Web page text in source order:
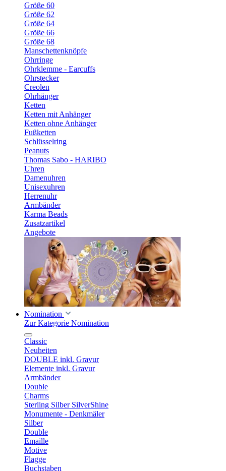
Größe 60
Größe 62
Größe 64
Größe 66
Größe 68
Manschettenknöpfe
Ohrringe
Ohrklemme - Earcuffs
Ohrstecker
Creolen
Ohrhänger
Ketten
Ketten mit Anhänger
Ketten ohne Anhänger
Fußketten
Schlüsselring
Peanuts
Thomas Sabo - HARIBO
Uhren
Damenuhren
Unisexuhren
Herrenuhr
Armbänder
Karma Beads
Zusatzartikel
Angebote
Nomination
Zur Kategorie Nomination
Classic
Neuheiten
DOUBLE inkl. Gravur
Elemente inkl. Gravur
Armbänder
Double
Charms
Sterling Silber SilverShine
Monumente - Denkmäler
Silber
Double
Emaille
Motive
Flagge
Buchstaben